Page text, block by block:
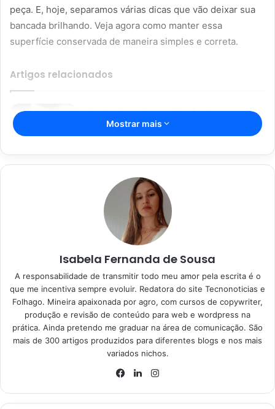
peça. E, hoje, separamos várias dicas que vão deixar sua
bancada brilhando. Veja agora como manter essa
superfície conservada de maneira simples e correta.
Artigos relacionados
Aromaterapia caseira: truques para
perfumar sua casa com ingredientes
Dicas caseiras para limpar sua casa
de forma rápida e eficaz
28/05/2023
Mostrar mais
Isabela Fernanda de Sousa
A responsabilidade de transmitir todo meu amor pela escrita é o
que me incentiva sempre evoluir. Redatora do site Tecnonoticias e
Folhago. Mineira apaixonada por agro, com cursos de copywriter,
produção e revisão de conteúdo para web e wordpress na
prática. Ainda pretendo me graduar na área de comunicação. São
mais de 300 artigos produzidos para diferentes blogs e nos mais
variados nichos.